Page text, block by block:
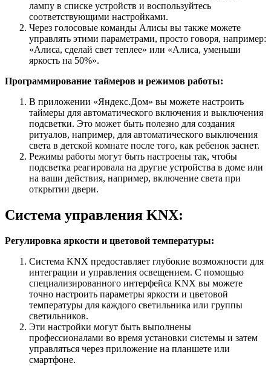
лампу в списке устройств и воспользуйтесь
соответствующими настройками.
Через голосовые команды Алисы вы также можете
управлять этими параметрами, просто говоря, например:
«Алиса, сделай свет теплее» или «Алиса, уменьши
яркость на 50%».
Программирование таймеров и режимов работы:
В приложении «Яндекс.Дом» вы можете настроить
таймеры для автоматического включения и выключения
подсветки. Это может быть полезно для создания
ритуалов, например, для автоматического выключения
света в детской комнате после того, как ребенок заснет.
Режимы работы могут быть настроены так, чтобы
подсветка реагировала на другие устройства в доме или
на ваши действия, например, включение света при
открытии двери.
Система управления KNX:
Регулировка яркости и цветовой температуры:
Система KNX предоставляет глубокие возможности для
интеграции и управления освещением. С помощью
специализированного интерфейса KNX вы можете
точно настроить параметры яркости и цветовой
температуры для каждого светильника или группы
светильников.
Эти настройки могут быть выполнены
профессионалами во время установки системы и затем
управляться через приложение на планшете или
смартфоне.